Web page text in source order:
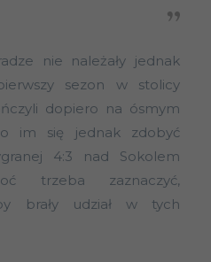
nie należały jednak
sezon w stolicy
dopiero na ósmym
im się jednak zdobyć
4:3 nad Sokolem
trzeba zaznaczyć,
brały udział w tych